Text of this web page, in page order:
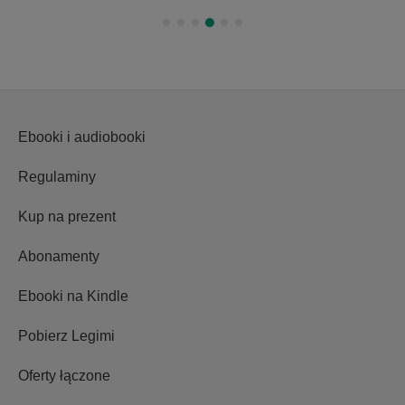
Ebooki i audiobooki
Regulaminy
Kup na prezent
Abonamenty
Ebooki na Kindle
Pobierz Legimi
Oferty łączone